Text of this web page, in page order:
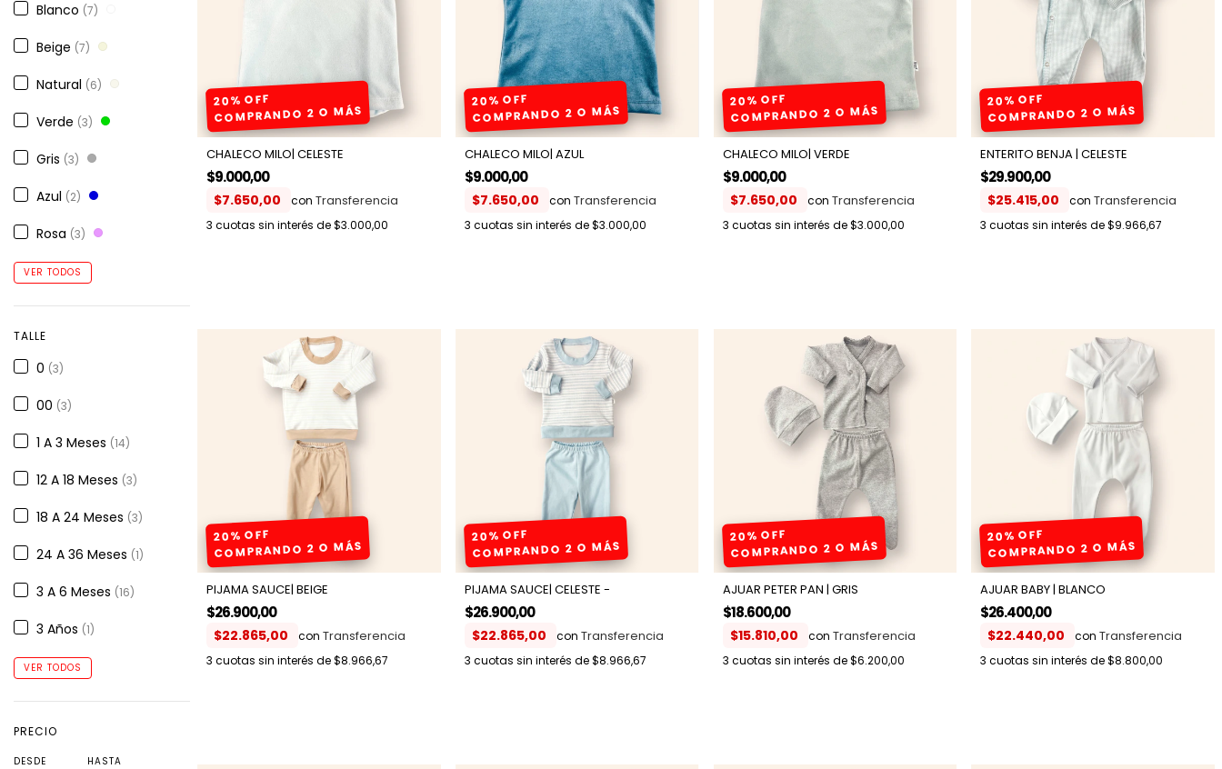
Blanco (7)
Beige (7)
Natural (6)
Verde (3)
Gris (3)
Azul (2)
Rosa (3)
VER TODOS
TALLE
0 (3)
00 (3)
1 A 3 Meses (14)
12 A 18 Meses (3)
18 A 24 Meses (3)
24 A 36 Meses (1)
3 A 6 Meses (16)
3 Años (1)
VER TODOS
PRECIO
DESDE HASTA
20% OFF
COMPRANDO 2 O MÁS
CHALECO MILO| CELESTE
$9.000,00
$7.650,00
con
3 cuotas sin interés de$3.000,00
20% OFF
COMPRANDO 2 O MÁS
CHALECO MILO| AZUL
$9.000,00
$7.650,00
con
3 cuotas sin interés de$3.000,00
20% OFF
COMPRANDO 2 O MÁS
CHALECO MILO| VERDE
$9.000,00
$7.650,00
con
3 cuotas sin interés de$3.000,00
20% OFF
COMPRANDO 2 O MÁS
ENTERITO BENJA | CELESTE
$29.900,00
$25.415,00
con
3 cuotas sin interés de$9.966,67
20% OFF
COMPRANDO 2 O MÁS
PIJAMA SAUCE| BEIGE
$26.900,00
$22.865,00
con
3 cuotas sin interés de$8.966,67
20% OFF
COMPRANDO 2 O MÁS
PIJAMA SAUCE| CELESTE -
$26.900,00
$22.865,00
con
3 cuotas sin interés de$8.966,67
20% OFF
COMPRANDO 2 O MÁS
AJUAR PETER PAN | GRIS
$18.600,00
$15.810,00
con
3 cuotas sin interés de$6.200,00
20% OFF
COMPRANDO 2 O MÁS
AJUAR BABY | BLANCO
$26.400,00
$22.440,00
con
3 cuotas sin interés de$8.800,00